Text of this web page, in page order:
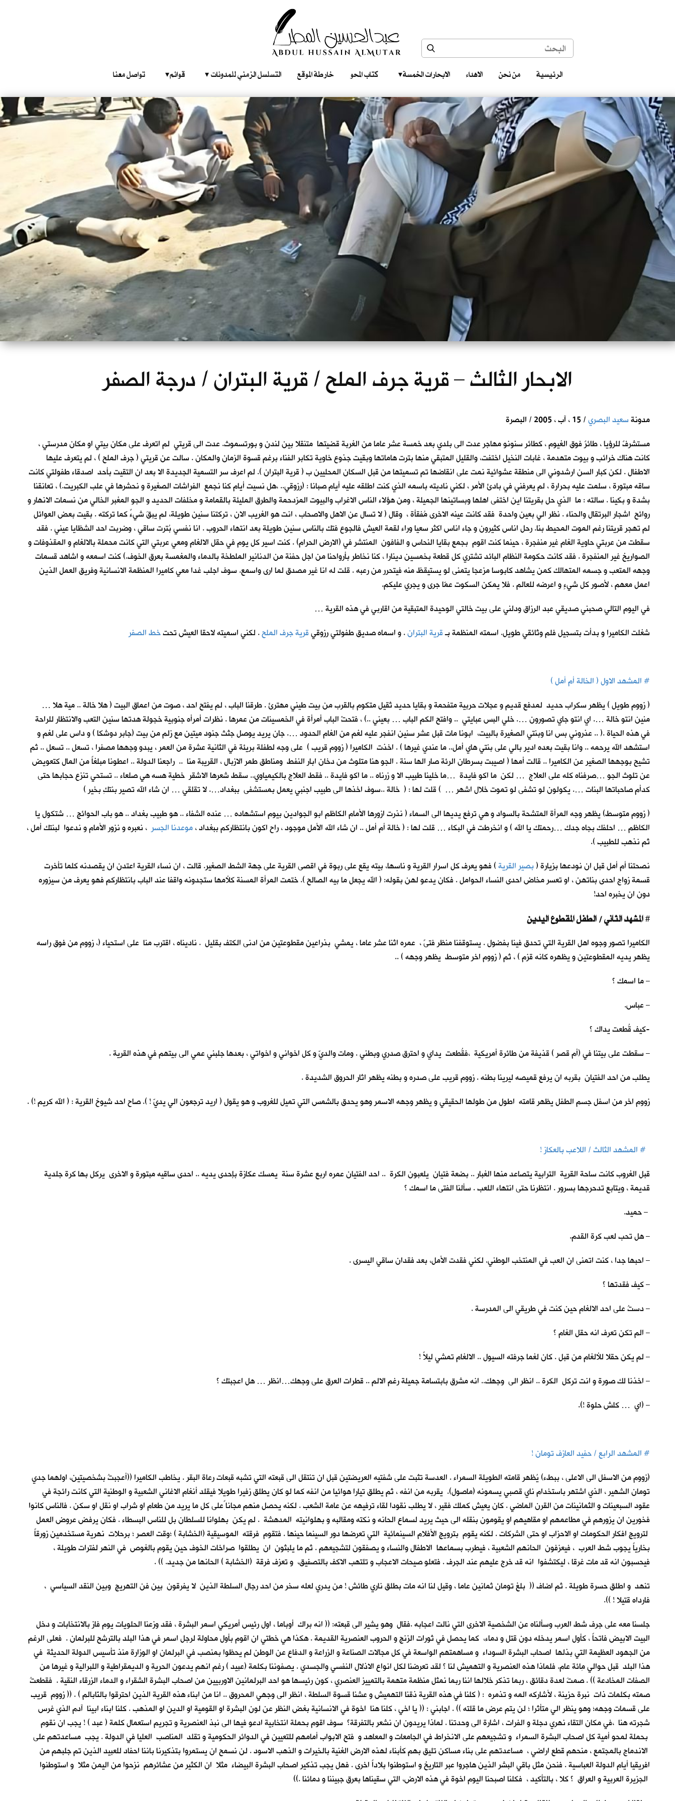
الرئيسية من نحن الاهداء الابحارات الخمسة ‎ ‎ ‎ كتاب المحو خارطة الموقع التسلسل الزمني للمدونات‎ ‎ ‎ ‎ ‎ قوائم‎ ‎ ‎ ‎ تواصل معنا
الابحار الثالث – قرية جرف الملح / قرية البتران / درجة الصفر
مدونةسعيد البصري/ 15 ، آب ، 2005 / البصرة
مستشرفٌ للرؤيا ، طائرٌ فوق الغيوم ، كطائر سنونو مهاجر عدت الى بلدي بعد خمسة عشر عاما من الغربة قضيتها متنقلا بين لندن و بورتسموث. عدت الى قريتي لم اتعرف على مكان بيتي او مكان مدرستي ،
كانت هناك خرائب و بيوت متهدمة ، غابات النخيل اختفت، والقليل المتبقي منها بترت هاماتها وبقيت جذوع خاوية تكابر الفناء برغم قسوة الزمان والمكان . سالت عن قريتي ( جرف الملح ) ، لم يتعرف عليها
الاطفال . لكن كبار السن ارشدوني الى منطقة عشوائية نمت على انقاضها تم تسميتها من قبل السكان المحليين ب ( قرية البتران ). لم اعرف سر التسمية الجديدة الا بعد ان التقيت بأحد اصدقاء طفولتي كانت
ساقه مبتورة ، سلمت عليه بحرارة ، لم يعرفني في بادئ الأمر ، لكني ناديته باسمه الذي كنت اطلقه عليه أيام صبانا : (رزوقي.. ،هل نسيت أيام كنا نجمع الفراشات الصغيرة و نحشرها في علب الكبريت.) ، تعانقنا
بشدة و بكينا . سالته : ما الذي حل بقريتنا اين اختفى اهلها وبساتينها الجميلة ، ومن هؤلاء الناس الاغراب والبيوت المزدحمة والطرق المليئة بالقمامة و مخلفات الحديد و الجو المغبر الخالي من نسمات الانهار و
روائح اشجار البرتقال والحناء . نظر الي بعين واحدة فقد كانت عينه الاخرى مُفقأة ، وقال ( لا تسال عن الاهل والاصحاب ، انت هو الغريب الان ، تركتنا سنين طويلة، لم يبقَ شيءٌ كما تركته . بقيت بعض العوائل
لم تهجر قريتنا رغم الموت المحيط بنا. رحل اناس كثيرون و جاء اناس اكثر سعيا وراء لقمة العيش فالجوع فتك بالناس سنين طويلة بعد انتهاء الحروب . انا نفسي بُترت ساقي ، وضربت احد الشظايا عيني . فقد
سقطت من عربتي حاوية الغام غير منفجرة ، حينما كنت اقوم بجمع بقايا النحاس و الفافون المنتشر في (الارض الحرام) . كنت اسير كل يوم في حقل الالغام ومعي عربتي التي كانت محملة بالالغام و المقذوفات و
الصواريخ غير المنفجرة . فقد كانت حكومة النظام البائد تشتري كل قطعة بخمسين دينارا ، كنا نخاطر بأرواحنا من اجل حفنة من الدنانير الملطخة بالدماء والمغمسة بعرق الخوف.) كنت اسمعه و اشاهد قسمات
وجهه المتعب و جسمه المتهالك كمن يشاهد كابوسا مزعجا يتمنى لو يستيقظ منه فيتحرر من رعبه . قلت له انا غير مصدق لما ارى واسمع. سوف اجلب غدا معي كاميرا المنظمة الانسانية وفريق العمل الذين
اعمل معهم ، لأصور كل شيءٍ و اعرضه للعالم . فلا يمكن السكوت عمّا جرى و يجري عليكم.
في اليوم التالي صحبني صديقي عبد الرزاق ودلني على بيت خالتي الوحيدة المتبقية من اقاربي في هذه القرية …
شغلت الكاميرا و بدأت بتسجيل فلم وثائقي طويل. اسمته المنظمة بـقرية البتران. و اسماه صديق طفولتي رزوقيقرية جرف الملح. لكني اسميته لاحقا العيش تحتخط الصفر
#المشهد الاول ( الخالة أم أمل )
( زووم طويل ) يظهر سكراب حديد لمدفع قديم و عجلات حربية متفحمة و بقايا حديد ثقيل متكوم بالقرب من بيت طيني مهترئ . طرقنا الباب ، لم يفتح احد ، صوت من اعماق البيت ( هلا خالة .. مية هلا …
منين انتو خالة …. اي انتو جاي تصورون …. خلي البس عبايتي .. وافتح الكم الباب … بعيني ..) ، فتحتْ الباب أمرأة في الخمسينات من عمرها . نظرات أمرأه جنوبية خجولة هدتها سنين التعب والانتظار للراحة
في هذه الحياة .( .. عذروني بس انا وبنتي الصغيرة بالبيت، ابونا مات قبل عشر سنين انفجر عليه لغم من الغام الحدود …. جان يريد يوصل جثث جنود ميتين مع زلم من بيت (جابر دوشكا ) و داس على لغم و
استشهد الله يرحمه .. وانا بقيت بعده ادير بالي على بنتي هاي أمل.. ما عندي غيرها ) . اخذت الكاميرا ( زووم قريب ) على وجه لطفلة بريئة في الثانية عشرة من العمر ، يبدو وجهها مصفرا ، تسعل .. تسعل .. ثم
تشيح بوجهها الصغير عن الكاميرا .. قالت أمها ( اصيبت بسرطان الرئة صار الها سنة . الجو هنا متلوث من دخان ابار النفط ومناطق طمر الازبال ، القريبة منا .. راجعنا الدولة .. اعطونا مبلغاً من المال كتعويض
عن تلوث الجو …صرفناه كله على العلاج … لكن ما اكو فايدة …ما خلينا طبيب الا و زرناه .. ما اكو فايدة .. فقط العلاج بالكيمياوي.. سقط شعرها الاشقر خطية هسه هي صلعاء .. تستحي تنزع حجابها حتى
كدأم صاحباتها البنات …. يكولون لو تشفى لو تموت خلال اشهر … ) قلت لها : ( خالة ..سوف اخذها الى طبيب اجنبي يعمل بمستشفى ببغداد…. لا تقلقي … ان شاء الله تصير بنتكِ بخير )
( زووم متوسط) يظهر وجه المرأة المتشحة بالسواد و هي ترفع يديها الى السماء ( نذرت ازورها الأمام الكاظم ابو الجوادين بيوم استشهاده … عنده الشفاء .. هو طبيب بغداد .. هو باب الحوائج … شتكول يا
الكاظم … احلفك بجاه جدك …رحمتك يا الله ) و انخرطت في البكاء … قلت لها : ( خالة أم أمل .. ان شاء الله الأمل موجود ، راح اكون بانتظاركم ببغداد ،موعدنا الجسر ، نعبره و نزور الأمام و ندعوا لبنتك أمل ،
ثم نذهب للطبيب ).
نصحتنا أم أمل قبل ان نودعها بزيارة (بصير القرية) فهو يعرف كل اسرار القرية و ناسها، بيته يقع على ربوة في اقصى القرية على جهة الشط الصغير. قالت ، ان نساء القرية اعتدن ان يقصدنه كلما تأخرت
قسمة زواج احدى بناتهن ، او تعسر مخاض احدى النساء الحوامل . فكان يدعو لهن بقوله: ( الله يجعل ما بيه الصالح ). ختمت المرأة المسنة كلأمها ستجدونه واقفا عند الباب بانتظاركم فهو يعرف من سيزوره
دون ان يخبره احد!
# المشهد الثاني / الطفل المقطوع اليدين
الكاميرا تصور وجوه اهل القرية التي تحدق فينا بفضول . يستوقفنا منظر فتىً ، عمره اثنا عشر عاما ، يمشي بذراعين مقطوعتين من ادنى الكتف بقليل . ناديناه ، اقترب منا على استحياء (، زووم من فوق راسه
يظهر يديه المقطوعتين و يظهره كانه قزم ) ، ثم ( زووم اخر متوسط يظهر وجهه ) ..
– ما اسمك ؟
– عباس.
-كيف قُطعت يداك ؟
– سقطت على بيتنا في (أم قصر ) قذيفة من طائرة أمريكية ،فقُطعت يداي و احترق صدري وبطني . ومات والديّ و كل اخواني و اخواتي ، بعدها جلبني عمي الى بيتهم في هذه القرية .
يطلب من احد الفتيان بقربه ان يرفع قميصه ليرينا بطنه . زووم قريب على صدره و بطنه يظهر اثار الحروق الشديدة .
زووم اخر من اسفل جسم الطفل يظهر قامته اطول من طولها الحقيقي و يظهر وجهه الاسمر وهو يحدق بالشمس التي تميل للغروب و هو يقول ( اريد ترجعون الي يديّ ! ). صاح احد شيوخ القرية : ( الله كريم !) .
# المشهد الثالث / اللاعب بالعكاز !
قبل الغروب كانت ساحة القرية الترابية يتصاعد منها الغبار .. بضعة فتيان يلعبون الكرة .. احد الفتيان عمره اربع عشرة سنة يمسك عكازة بإحدى يديه .. احدى ساقيه مبتورة و الاخرى يركل بها كرة جلدية
قديمة ، ويتابع تدحرجها بسرور . انتظرنا حتى انتهاء اللعب . سألنا الفتى ما اسمك ؟
– حميد.
– هل تحب لعب كرة القدم.
– احبها جدا ، كنت اتمنى ان العب في المنتخب الوطني. لكني فقدت الأمل، بعد فقدان ساقي اليسرى .
– كيف فقدتها ؟
– دستُ على احد الالغام حين كنت في طريقي الى المدرسة .
– الم تكن تعرف انه حقل الغام ؟
– لم يكن حقلا للألغام من قبل . كان لغما جرفته السيول .. الالغام تمشي ليلاً !
– اخذنا لك صورة و انت تركل الكرة .. انظر الى وجهك.. انه مشرق بابتسامة جميلة رغم الالم .. قطرات العرق على وجهك…انظر … هل اعجبتك ؟
– (اي … كلش حلوة !).
#المشهد الرابع / حفيد العازف تومان !
(زووم من الاسفل الى الاعلى ، ببطء) يُظهر قامته الطويلة السمراء . العدسة تثبت على شفتيه العريضتين قبل ان تنتقل الى قبعته التي تشبه قبعات رعاة البقر . يخاطب الكاميرا ((أعجبتُ بشخصيتين، اولهما جدي
تومان الشهير ، الذي اشتهر باستخدام ناي قصبي يسمونه (ماصول). يقربه من انفه ، ثم يطلق تيارا هوائيا من انفه كما لو كان يطلق زفيرا طويلا فيقلد أنغام الاغاني الشعبية و الوطنية التي كانت رائجة في
عقود السبعينات و الثمانينات من القرن الماضي . كان يعيش كملك فقير ، لا يطلب نقودا لقاء ترفيهه عن عامة الشعب . لكنه يحصل منهم مجانا ًعلى كل ما يريد من طعام او شراب او نقل او سكن . فالناس كانوا
فخورين ان يزورهم في مطاعمهم او مقاهيهم او يقومون بنقله الى حيث يريد لسماع الحانه و نكته ومقالبه و بهلوانيته المدهشة . لم يكن بهلوانا للسلطان بل للناس البسطاء . فكان يرفض عروض العمل
لترويج افكار الحكومات او الاحزاب او حتى الشركات . لكنه يقوم بترويج الأفلام السينمائية التي تعرضها دور السينما حينها . فتقوم فرقته الموسيقية (الخشابة ) ؛وقت العصر ؛ برحلات نهرية مستخدمين زورقاً
بخارياً يجوب شط العرب ، فيعزفون الحانهم الشعبية ، فيطرب بسماعها الاطفال والنساء و يصفقون لتشجيعهم . ثم ما يلبثون ان يطلقوا صراخات الخوف حين يقوم بالغوص في النهر لفترات طويلة ،
فيحسبون انه قد مات غرقا ، ليكتشفوا انه قد خرج عليهم عند الجرف . فتعلو صيحات الاعجاب و تلتهب الاكف بالتصفيق، و تعزف فرقة (الخشابة ) الحانها من جديد. )) .
تنهد و اطلق حسرة طويلة . ثم اضاف (( بلغ تومان ثمانين عاما ، وقيل لنا انه مات بطلق ناري طائش ! من يدري لعله سخر من احد رجال السلطة الذين لا يفرقون بين فن التهريج وبين النقد السياسي ،
فارداه قتيلا ! )).
جلسنا معه على جرف شط العرب وسألناه عن الشخصية الاخرى التي نالت اعجابه .فقال وهو يشير الى قبعته: (( انه براك أوباما ، اول رئيس أمريكي اسمر البشرة ، فقد وزعنا الحلويات يوم فاز بالانتخابات و دخل
البيت الابيض فاتحاً ، كأول اسمر يدخله دون قتل و دماء، كما يحصل في ثورات الزنج و الحروب العنصرية القديمة . هكذا هي خطتي ان اقوم بأول محاولة لرجل اسمر في هذا البلد بالترشح للبرلمان . فعلى الرغم
من الجهود العظيمة التي بذلها اصحاب البشرة السوداء و مساهمتهم الواسعة في كل مجالات الصناعة و الزراعة و الدفاع عن الوطن لم يحظوا بمنصب في البرلمان او الوزارة منذ تأسيس الدولة الحديثة في
هذا البلد قبل حوالي مِائة عام. فلماذا هذه العنصرية و التهميش لنا ؟ لقد تعرضنا لكل انواع الاذلال النفسي والجسدي . يصفوننا بكلمة (عبيد ) رغم انهم يدعون الحرية و الديمقراطية و اللبرالية و غيرها من
الصفات المخادعة )) . صمتَ لعدة دقائق ، ربما تذكر خلالها اننا ربما نمثل منظمة متهمة بالتمييز العنصري ، كون رئيسها هو احد البرلمانين الاوربيين من اصحاب البشرة الشقراء و الدماء الزرقاء النقية . فقطعتُ
صمته بكلمات ذات نبرة حزينة ، لأشاركه المه و تذمره : ( كلنا في هذه القرية ذقنا التهميش و عشنا قسوة السلطة ، انظر الى وجهي المحروق .. انا من ابناء هذه القرية الذين احترقوا بالنّابالم ) . (( زووم قريب
على قسمات وجهه؛ وهو ينظر الي متأثرا ؛ لن يتم عرض ما قلته )) . اجابني : (( يا اخي ، كلنا هنا اخوة في الانسانية بغض النظر عن لون البشرة او القومية او الدين او المذهب . كلنا ابناء ابينا آدم الذي غرس
شجرته هنا ،في مكان التقاء نهري دجلة و الفرات ، اشارة الى وحدتنا . لماذا يريدون ان نشعر بالتفرقة؟ سوف اقوم بحملة انتخابية ادعو فيها الى نبذ العنصرية و تجريم استعمال كلمة ( عبد ) ! يجب ان نقوم
بحملة لمحو أمية كل اصحاب البشرة السمراء و تشجيعهم على الانخراط في الجامعات و المعاهد و فتح الابواب أمامهم للتعيين في الدوائر الحكومية و تقلد المناصب العليا في الدولة . يجب مساعدتهم على
الاندماج بالمجتمع ، منحهم قطع اراضي ، مساعدتهم على بناء مساكن تليق بهم كأبناء لهذه الارض الغنية بالخيرات و الذهب الاسود . لن نسمح ان يستمروا بتذكيرنا باننا احفاد للعبيد الذين تم جلبهم من
افريقيا أيام الدولة العباسية . فنحن مثل باقي البشر الذين هاجروا عبر التاريخ و استوطنوا بلاداً اخرى . فهل يجب تذكير اصحاب البشرة البيضاء مثلا ان الكثير من عشائرهم نزحوا من اليمن مثلا و استوطنوا
الجزيرة العربية و العراق ؟ كلا ، بالتأكيد ، فكلنا اصبحنا اليوم اخوة في هذه الارض، التي سقيناها بعرق جبيننا و دمائنا .))